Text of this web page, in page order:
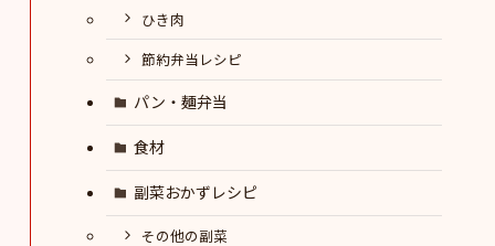
ひき肉
節約弁当レシピ
パン・麺弁当
食材
副菜おかずレシピ
その他の副菜